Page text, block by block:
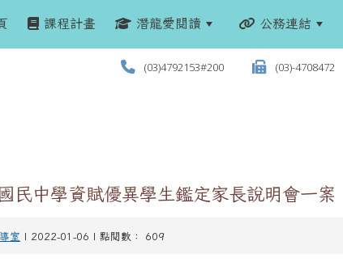
課程計畫 潛龍愛閱讀 公務連結
(03)4792153#200 (03)-4708472
民中學資賦優異學生鑑定家長說明會一案
室 | 2022-01-06 | 點閱數： 609